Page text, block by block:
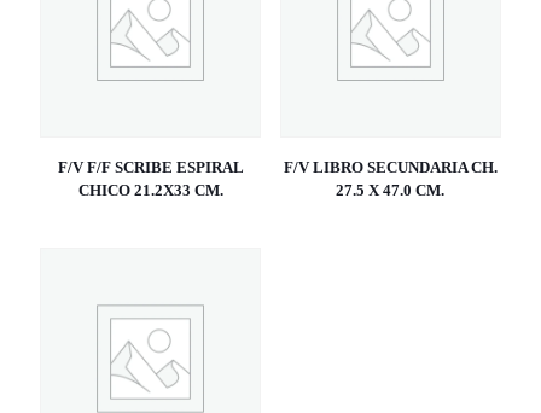
F/V F/F SCRIBE ESPIRAL
CHICO 21.2X33 CM.
F/V LIBRO SECUNDARIA CH.
27.5 X 47.0 CM.